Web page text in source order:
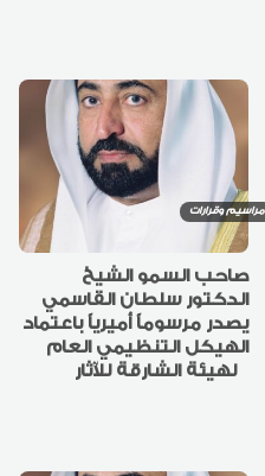
مراسيم وقرارات
صاحب السمو الشيخ
الدكتور سلطان القاسمي
يصدر مرسوماً أميرياً باعتماد
الهيكل التنظيمي العام
لهيئة الشارقة للآثار